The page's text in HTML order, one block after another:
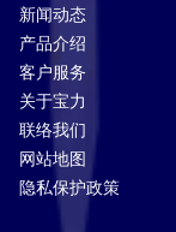
新闻动态
产品介绍
客户服务
关于宝力
联络我们
网站地图
隐私保护政策